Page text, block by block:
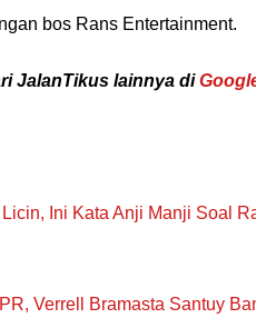
bos Rans Entertainment.
JalanTikus lainnya di
Ini Kata Anji Manji Soal
Verrell Bramasta Santuy